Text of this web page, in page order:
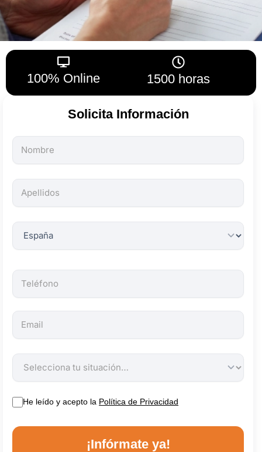
100% Online 1500 horas
Solicita Información
Todos
los
son
obligatorios.
He leído y acepto la Política de Privacidad
¡Infórmate ya!